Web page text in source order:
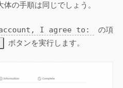
の手順は同じでしょう。
I agree to:
の項
ボタンを実行します。